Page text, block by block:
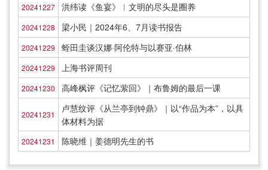
20241227 洪纬读《鱼宴》︱文明的尽头是圈养
20241228 梁小民｜2024年6、7月读书报告
20241229 蛭田圭谈汉娜·阿伦特与以赛亚·伯林
20241229 上海书评周刊
20241230 高峰枫评《记忆萦回》｜布鲁姆的最后一课
20241231
卢慧纹评《从兰亭到钟鼎》｜以“作品为本”，以具
体材料为据
20241231 陈晓维｜姜德明先生的书